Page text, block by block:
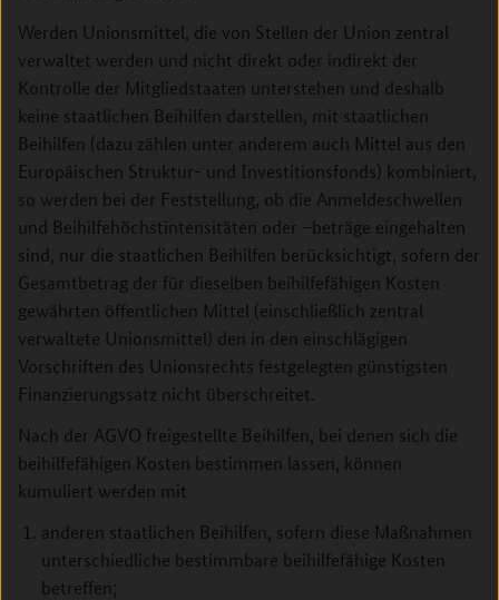
Werden Unionsmittel, die von Stellen der Union zentral
verwaltet werden und nicht direkt oder indirekt der
Kontrolle der Mitgliedstaaten unterstehen und deshalb
keine staatlichen Beihilfen darstellen, mit staatlichen
Beihilfen (dazu zählen unter anderem auch Mittel aus den
Europäischen Struktur- und Investitionsfonds) kombiniert,
so werden bei der Feststellung, ob die Anmeldeschwellen
und Beihilfehöchstintensitäten oder –beträge eingehalten
sind, nur die staatlichen Beihilfen berücksichtigt, sofern der
Gesamtbetrag der für dieselben beihilfefähigen Kosten
gewährten öffentlichen Mittel (einschließlich zentral
verwaltete Unionsmittel) den in den einschlägigen
Vorschriften des Unionsrechts festgelegten günstigsten
Finanzierungssatz nicht überschreitet.
Nach der AGVO freigestellte Beihilfen, bei denen sich die
beihilfefähigen Kosten bestimmen lassen, können
kumuliert werden mit
anderen staatlichen Beihilfen, sofern diese Maßnahmen
unterschiedliche bestimmbare beihilfefähige Kosten
betreffen;